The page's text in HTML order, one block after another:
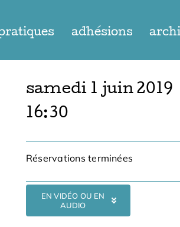
adhésions
samedi 1 juin 2019
16:30
Réservations terminées
EN VIDÉO OU EN
AUDIO